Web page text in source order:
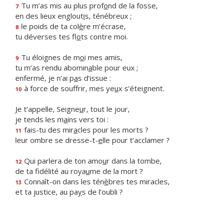
7 Tu m’as mis au plus profond de la fosse,
en des lieux engloutis, ténébreux ;
8 le poids de ta colère m’écrase,
tu déverses tes flots contre moi.
9 Tu éloignes de moi mes amis,
tu m’as rendu abominable pour eux ;
enfermé, je n’ai pas d’issue :
10 à force de souffrir, mes yeux s’éteignent.
Je t’appelle, Seigneur, tout le jour,
je tends les mains vers toi :
11 fais-tu des miracles pour les morts ?
leur ombre se dresse-t-elle pour t’acclamer ?
12 Qui parlera de ton amour dans la tombe,
de ta fidélité au royaume de la mort ?
13 Connaît-on dans les ténèbres tes miracles,
et ta justice, au pays de l’oubli ?